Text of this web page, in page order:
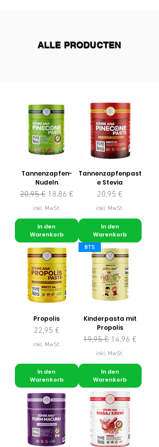
ALLE PRODUCTEN
Tannenzapfen-
Nudeln
Standardpreis
20,95 € Sale-Preis
18,86 €
inkl. MwSt.
In den
Warenkorb
Tannenzapfenpast
e Stevia
Preis
20,95 €
inkl. MwSt.
In den
Warenkorb
Propolis
Preis
22,95 €
inkl. MwSt.
In den
Warenkorb
BTS
Kinderpasta mit
Propolis
Standardpreis
19,95 € Sale-Preis
14,96 €
inkl. MwSt.
In den
Warenkorb